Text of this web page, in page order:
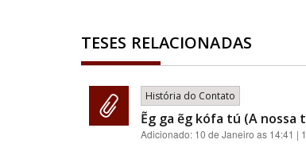
TESES RELACIONADAS
História do Contato
Ẽg ga ẽg kófa tú (A
Adicionado: 10 de Janeiro as 14:41 |